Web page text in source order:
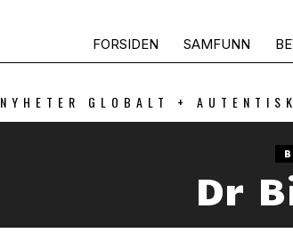
FORSIDEN SAMFUNN
NYHETER GLOBALT +
Dr